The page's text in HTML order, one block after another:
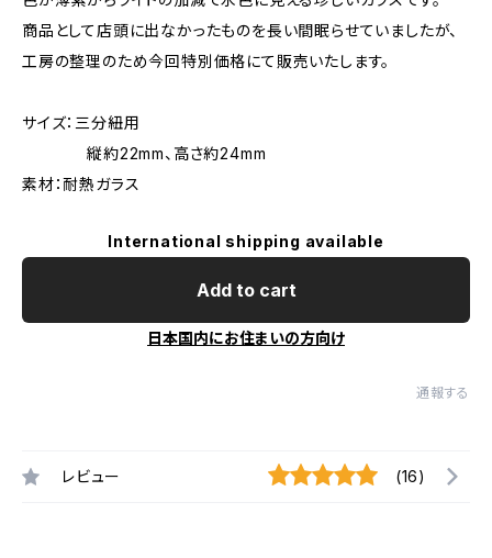
商品として店頭に出なかったものを長い間眠らせていましたが、
工房の整理のため今回特別価格にて販売いたします。
サイズ：三分紐用
縦約22mm、高さ約24mm
素材：耐熱ガラス
International shipping available
Add to cart
日本国内にお住まいの方向け
通報する
レビュー (16)